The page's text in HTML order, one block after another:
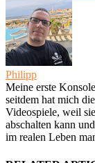
Philipp
Meine erste
seitdem hat mich
Videospiele, weil
abschalten kann
im realen Leben